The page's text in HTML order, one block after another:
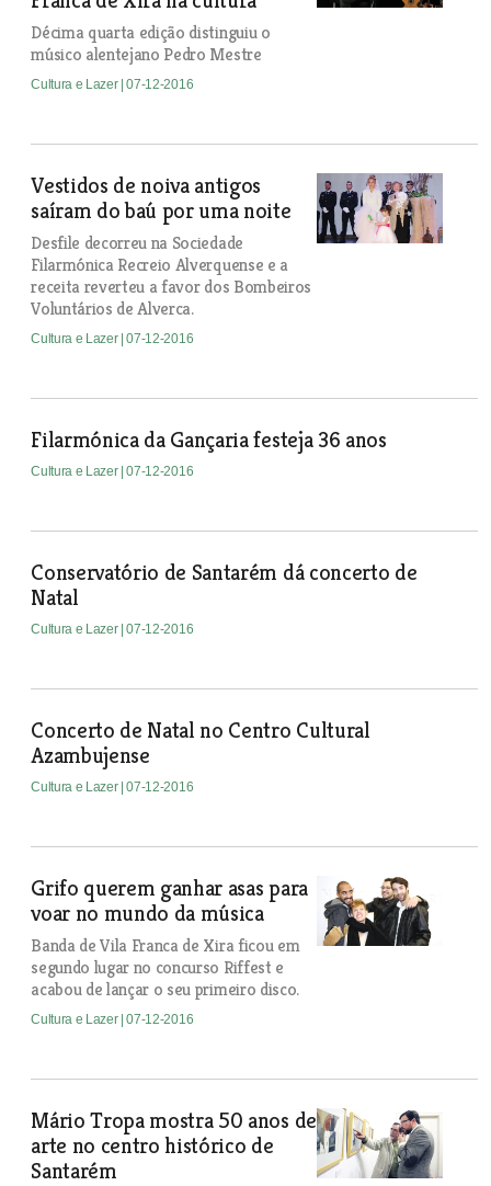
Décima quarta edição distinguiu o
músico alentejano Pedro Mestre
Cultura e Lazer | 07-12-2016
Vestidos de noiva antigos
saíram do baú por uma noite
Desfile decorreu na Sociedade
Filarmónica Recreio Alverquense e a
receita reverteu a favor dos Bombeiros
Voluntários de Alverca.
Cultura e Lazer | 07-12-2016
Filarmónica da Gançaria festeja 36 anos
Cultura e Lazer | 07-12-2016
Conservatório de Santarém dá concerto de
Natal
Cultura e Lazer | 07-12-2016
Concerto de Natal no Centro Cultural
Azambujense
Cultura e Lazer | 07-12-2016
Grifo querem ganhar asas para
voar no mundo da música
Banda de Vila Franca de Xira ficou em
segundo lugar no concurso Riffest e
acabou de lançar o seu primeiro disco.
Cultura e Lazer | 07-12-2016
Mário Tropa mostra 50 anos de
arte no centro histórico de
Santarém